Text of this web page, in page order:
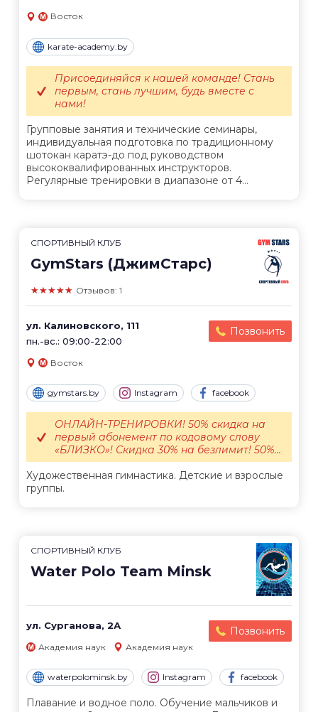
Восток
karate-academy.by
Групповые занятия и технические семинары,
индивидуальная подготовка по традиционному
шотокан каратэ-до под руководством
высококвалифированных инструкторов.
Регулярные тренировки в диапазоне от 4...
Присоединяйся к нашей команде! Стань
первым, стань лучшим, будь вместе с
нами!
СПОРТИВНЫЙ КЛУБ
GymStars (ДжимСтарс)
★★★★★ Отзывов: 1
ул. Калиновского, 111
пн.-вс.: 09:00-22:00
Позвонить
Восток
gymstars.by Instagram facebook
Художественная гимнастика. Детские и взрослые
группы.
ОНЛАЙН-ТРЕНИРОВКИ! 50% скидка на
первый абонемент по кодовому слову
«БЛИЗКО»! Скидка 30% на безлимит! 50%...
СПОРТИВНЫЙ КЛУБ
Water Polo Team Minsk
ул. Сурганова, 2А Позвонить
Академия наук Академия наук
waterpolominsk.by Instagram facebook
Плавание и водное поло. Обучение мальчиков и